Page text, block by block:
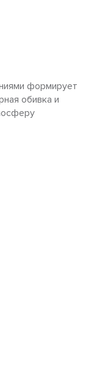
формирует
обивка и